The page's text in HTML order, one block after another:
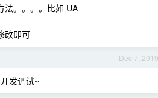
法。。。。比如 UA
改即可
Dec 7, 2019
发调试~